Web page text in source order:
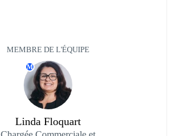
MEMBRE DE L'ÉQUIPE
M
Linda Floquart